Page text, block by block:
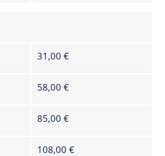
31,00 €
58,00 €
85,00 €
108,00 €